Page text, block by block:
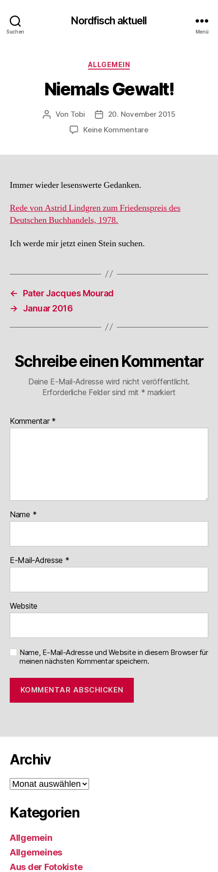
Suchen
Nordfisch aktuell
Menü
Kategorien
ALLGEMEIN
Niemals Gewalt!
Beitragsautor
Von Tobi Beitragsdatum
20. November 2015
Keine Kommentarezu
Immer wieder lesenswerte Gedanken.
Rede von Astrid Lindgren zum Friedenspreis des
Deutschen Buchhandels, 1978.
Ich werde mir jetzt einen Stein suchen.
←
Pater Jacques Mourad
→
Januar 2016
Schreibe einen Kommentar
Deine E-Mail-Adresse wird nicht veröffentlicht.
Erforderliche Felder sind mit * markiert
Kommentar *
Name *
E-Mail-Adresse *
Website
Name, E-Mail-Adresse und Website in diesem Browser für
meinen nächsten Kommentar speichern.
Archiv
Archiv
Kategorien
Allgemein
Allgemeines
Aus der Fotokiste